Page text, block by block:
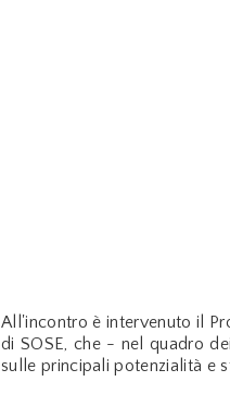
All'incontro è intervenuto il
di SOSE, che - nel quadro
sulle principali potenzialità e